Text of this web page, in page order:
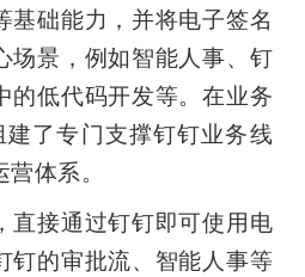
基础能力，并将电子签名
场景，例如智能人事、钉
的低代码开发等。在业务
了专门支撑钉钉业务线
体系。
直接通过钉钉即可使用电
钉的审批流、智能人事等